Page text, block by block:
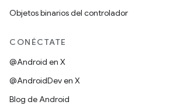
Objetos binarios del controlador
CONÉCTATE
@Android en X
@AndroidDev en X
Blog de Android